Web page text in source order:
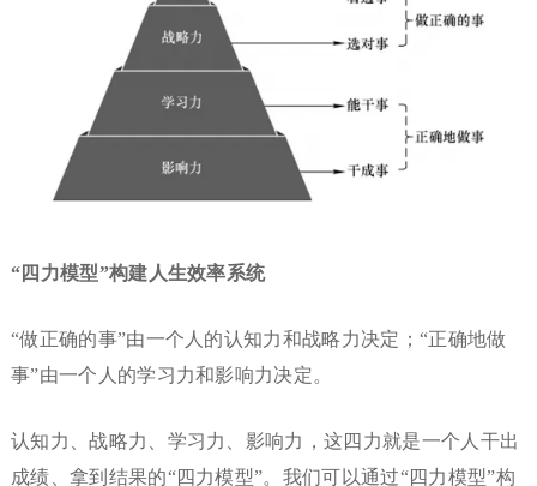
“四力模型”构建人生效率系统
“做正确的事”由一个人的认知力和战略力决定；“正确地做
事”由一个人的学习力和影响力决定。
认知力、战略力、学习力、影响力，这四力就是一个人干出
成绩、拿到结果的“四力模型”。我们可以通过“四力模型”构